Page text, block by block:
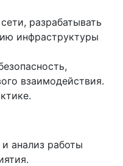
разрабатывать
инфраструктуры
взаимодействия.
анализ работы